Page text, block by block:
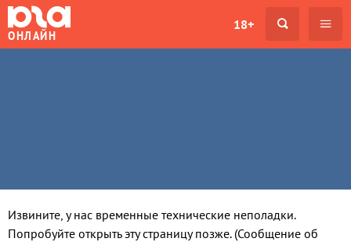
ОНЛАЙН
18+
Извините, у нас временные технические неполадки.
Попробуйте открыть эту страницу позже. (Сообщение об